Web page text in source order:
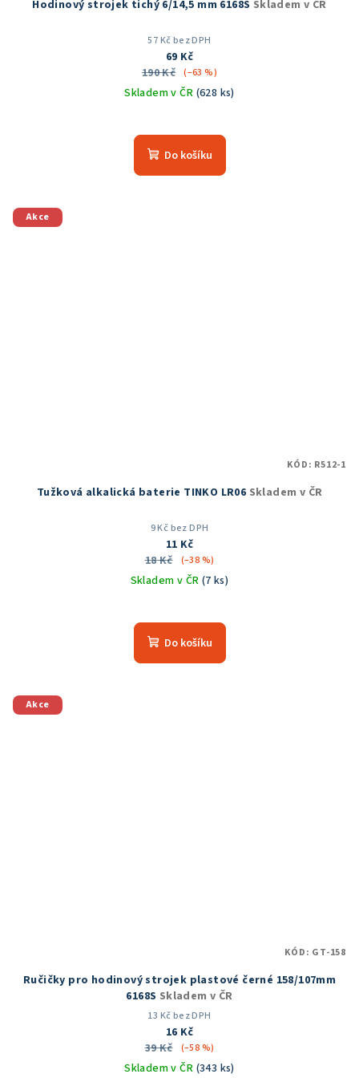
Hodinový strojek tichý 6/14,5 mm 6168S Skladem v ČR
57 Kč bez DPH
69 Kč
190 Kč (–63 %)
Skladem v ČR (628 ks)
hodnocení
produktu
Do košíku
Akce
Tužková alkalická baterie TINKO LR06 Skladem v ČR
9 Kč bez DPH
11 Kč
18 Kč
(–38 %)
Skladem v ČR (7 ks)
Do košíku
KÓD: R512-1
Akce
Ručičky pro hodinový strojek plastové černé 158/107mm
6168S Skladem v ČR
13 Kč bez DPH
16 Kč
39 Kč
(–58 %)
Skladem v ČR (343 ks)
KÓD: GT-158